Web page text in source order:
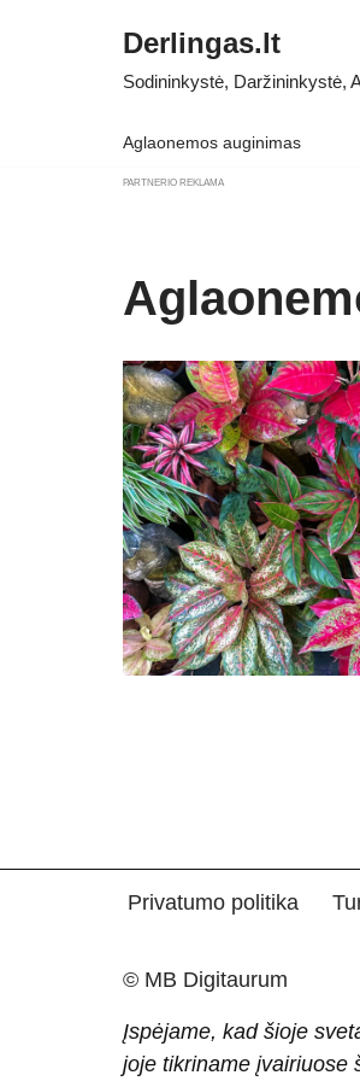
Derlingas.lt
Sodininkystė, Daržininkystė,
Aglaonemos auginimas
PARTNERIO REKLAMA
Privatumo politika
© MB Digitaurum
Įspėjame, kad šioje
joje tikriname įvairiuose